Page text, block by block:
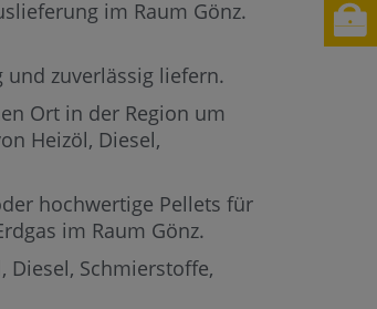
im Raum Gönz.
und zuverlässig liefern.
Ort in der Region um
Heizöl, Diesel,
hochwertige Pellets für
im Raum Gönz.
Diesel, Schmierstoffe,